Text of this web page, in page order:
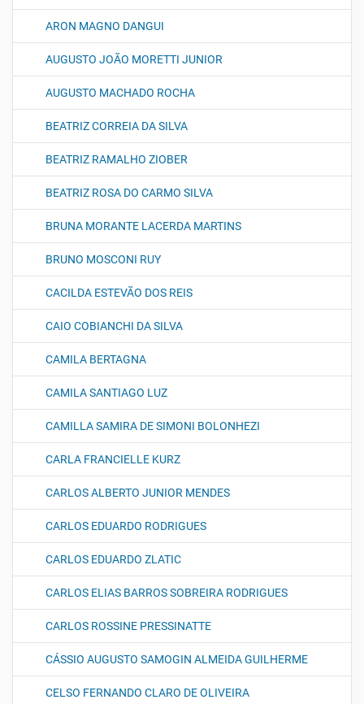
ARON MAGNO DANGUI
AUGUSTO JOÃO MORETTI JUNIOR
AUGUSTO MACHADO ROCHA
BEATRIZ CORREIA DA SILVA
BEATRIZ RAMALHO ZIOBER
BEATRIZ ROSA DO CARMO SILVA
BRUNA MORANTE LACERDA MARTINS
BRUNO MOSCONI RUY
CACILDA ESTEVÃO DOS REIS
CAIO COBIANCHI DA SILVA
CAMILA BERTAGNA
CAMILA SANTIAGO LUZ
CAMILLA SAMIRA DE SIMONI BOLONHEZI
CARLA FRANCIELLE KURZ
CARLOS ALBERTO JUNIOR MENDES
CARLOS EDUARDO RODRIGUES
CARLOS EDUARDO ZLATIC
CARLOS ELIAS BARROS SOBREIRA RODRIGUES
CARLOS ROSSINE PRESSINATTE
CÁSSIO AUGUSTO SAMOGIN ALMEIDA GUILHERME
CELSO FERNANDO CLARO DE OLIVEIRA